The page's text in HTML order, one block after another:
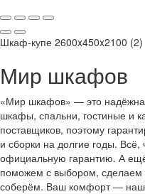
Шкаф-купе 2600x450x2100 (2)
Мир шкафов
«Мир шкафов» — это
шкафы, спальни, гостиные и
поставщиков, поэтому
и сборки на долгие годы.
официальную гарантию. А
поможем с выбором, сделаем
соберём. Ваш комфорт —